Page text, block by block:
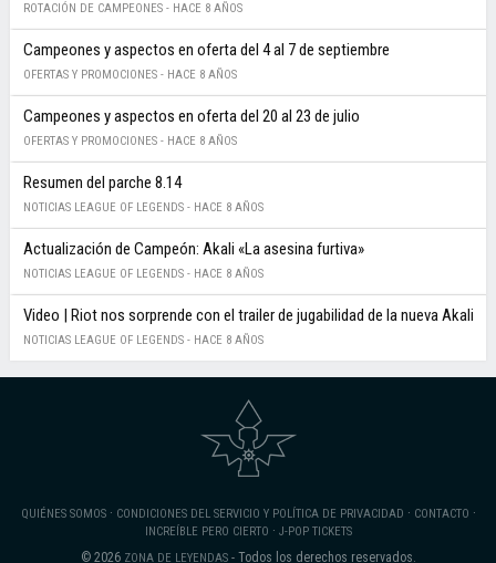
ROTACIÓN DE CAMPEONES - HACE 8 AÑOS
Campeones y aspectos en oferta del 4 al 7 de septiembre
OFERTAS Y PROMOCIONES - HACE 8 AÑOS
Campeones y aspectos en oferta del 20 al 23 de julio
OFERTAS Y PROMOCIONES - HACE 8 AÑOS
Resumen del parche 8.14
NOTICIAS LEAGUE OF LEGENDS - HACE 8 AÑOS
Actualización de Campeón: Akali «La asesina furtiva»
NOTICIAS LEAGUE OF LEGENDS - HACE 8 AÑOS
Video | Riot nos sorprende con el trailer de jugabilidad de la nueva Akali
NOTICIAS LEAGUE OF LEGENDS - HACE 8 AÑOS
QUIÉNES SOMOS· CONDICIONES DEL SERVICIO Y POLÍTICA DE PRIVACIDAD · CONTACTO ·
INCREÍBLE PERO CIERTO · J-POP TICKETS
© 2026 ZONA DE LEYENDAS- Todos los derechos reservados.